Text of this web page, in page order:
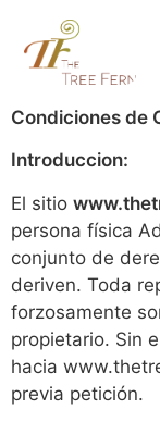
Condiciones de
Introduccion:
El sitio
persona física
conjunto de
deriven. Toda
forzosamente
propietario. Sin
hacia
previa petición.